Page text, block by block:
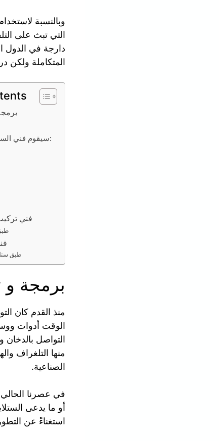
وبالنسبة
التي تبث على
دارجة في الدول
المتكاملة ولكن
سيقوم فني الستلايت بما يلي:
فني
طبق
برمجة و
منذ القدم كان
الوقت أدوات
التواصل بالدخان
منها التلغراف
الصناعية.
أو ما يدعى
استغناءً عن